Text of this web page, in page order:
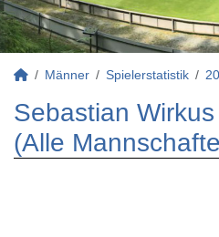
Männer Spielerstatistik
Sebastian
(Alle